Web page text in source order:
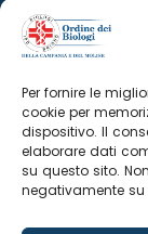
Per fornire le
cookie per
dispositivo. Il
elaborare dati
su questo sito.
negativamente
@
p
n
ar
i.it